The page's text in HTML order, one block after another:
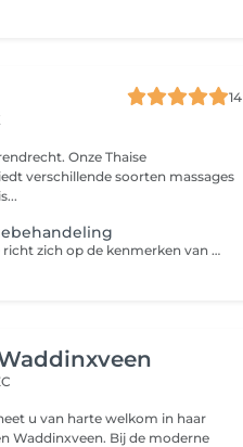
14
Onze Thaise
verschillende soorten massages
Een traditionele Thaise massage richt zich op de kenmerken van rollen, knijpen, buigen, trekken, persen en gebruik maken van warmte, die algemeen bekend staat als traditionele Thaise massage. Deze massage is niet alleen geschikt om de pijn te behandelen maar is ook goed voor de algehele gezondheid van het lichaam. De massage heeft rechtstreeks invloed op lichaam en geest door gebruik te maken van artistieke aanraking. Bij de traditionele Thaise massage wordt geen gebruik gemaakt van massageolie en wordt daarom over het algemeen ervaren als een wat hardere massage.
u van harte welkom in haar
Waddinxveen. Bij de moderne